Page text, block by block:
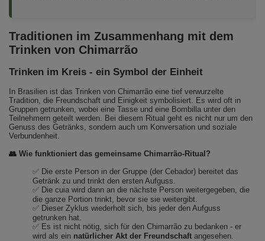
Traditionen im Zusammenhang mit dem
Trinken von Chimarrão
Trinken im Kreis - ein Symbol der Einheit
In Brasilien ist das Trinken von Chimarrão eine tief verwurzelte
Tradition, die Freundschaft und Einigkeit symbolisiert. Es wird oft in
Gruppen getrunken, wobei eine Tasse und eine Bombilla unter den
Teilnehmern geteilt werden. Bei diesem Ritual geht es nicht nur um den
Genuss des Getränks, sondern auch um Konversation und soziale
Verbundenheit.
👥 Wie funktioniert das gemeinsame Chimarrão-Ritual?
✅ Die erste Person in der Gruppe (der Cebador) bereitet das
Getränk zu und trinkt den ersten Aufguss.
✅ Die cuia wird dann an die nächste Person weitergegeben, die
die ganze Portion trinkt, bevor sie sie weitergibt.
✅ Dieser Zyklus wiederholt sich, bis jeder den Aufguss
getrunken hat.
✅ Es ist nicht nötig, sich für den Chimarrão zu bedanken - er
wird als ein natürlicher Akt der Freundschaft angesehen.